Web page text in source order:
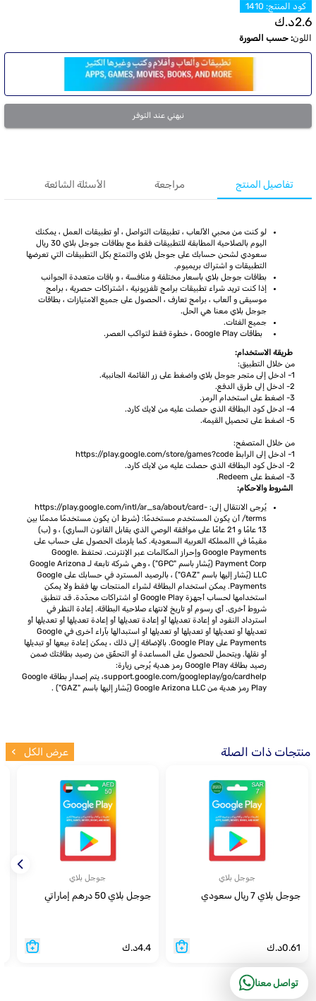
كود المنتج:
1410
2.6د.ك
اللون: حسب الصورة
نبهني عند التوفر
تفاصيل المنتج مراجعة الأسئلة الشائعة
لو كنت من محبي الألعاب ، تطبيقات التواصل ، أو تطبيقات العمل ، يمكنك
اليوم بالصلاحية المطابقة للتطبيقات فقط مع بطاقات جوجل بلاي 30 ريال
سعودي لشحن حسابك على جوجل بلاي والتمتع بكل التطبيقات التي تعرضها
التطبيقات و اشتراك بريميوم.
بطاقات جوجل بلاي بأسعار مختلفة و منافسة ، و باقات متعددة الجوانب
إذا كنت تريد شراء تطبيقات برامج تلفزيونية ، اشتراكات حصرية ، برامج
موسيقى و ألعاب ، برامج تعارف ، الحصول على جميع الامتيازات ، بطاقات
جوجل بلاي معنا هي الحل.
جميع الفئات.
بطاقات Google Play ، خطوة فقط لتواكب العصر.
طريقة الاستخدام:
من خلال التطبيق:
1- ادخل إلى متجر جوجل بلاي واضغط على زر القائمة الجانبية.
2- ادخل إلى طرق الدفع.
3- اضغط على استخدام الرمز.
4- ادخل كود البطاقة الذي حصلت عليه من لايك كارد.
5- اضغط على تحصيل القيمة.
من خلال المتصفح:
1- ادخل إلى الرابط
https://play.google.com/store/games?code
2- ادخل كود البطاقة الذي حصلت عليه من لايك كارد.
3- اضغط على Redeem.
الشروط والاحكام:
يُرجى الانتقال إلى: https://play.google.com/intl/ar_sa/about/card-
terms/ أن يكون المستخدم مستخدمًا: (شرط أن يكون مستخدمًا مدمنًا بين
13 عامًا و 21 عامًا على موافقة الوصي الذي يقابل القانون الساري) ، و (ب)
مقيمًا في االمملكة العربية السعودية. كما يلزمك الحصول على حساب على
Google Payments وإحراز المكالمات عبر الإنترنت. تحتفظ .Google
Payment Corp (يُشار باسم "GPC") ، وهي شركة تابعة لـ Google Arizona
LLC (يُشار إليها باسم "GAZ") ، بالرصيد المسترد في حسابك على Google
Payments. يمكن استخدام البطاقة لشراء المنتجات بها فقط ولا يمكن
استخدامها لحساب أجهزة Google Play أو اشتراكات محدّدة. قد تنطبق
شروط أخرى. أي رسوم أو تاريخ لانتهاء صلاحية البطاقة. إعادة النظر في
استرداد النقود أو إعادة تعديلها أو إعادة تعديلها أو إعادة تعديلها أو تعديلها أو
تعديلها أو تعديلها أو تعديلها أو تعديلها أو استبدالها بآراء أخرى في Google
Payments على Google Play. بالإضافة إلى ذلك ، يمكن إعادة بيعها أو تبديلها
أو نقلها. ويتحمل للحصول على المساعدة أو التحقّق من رصيد بطاقتك ضمن
رصيد بطاقة Google Play رمز هدية يُرجى زيارة:
support.google.com/googleplay/go/cardhelp، يتم إصدار بطاقة Google
Play رمز هدية من Google Arizona LLC (يُشار إليها باسم "GAZ") .
منتجات ذات الصلة عرض الكل
جوجل بلاي
جوجل بلاي 7 ريال سعودي
0.61د.ك
جوجل بلاي
جوجل بلاي 50 درهم إماراتي
4.4د.ك
تواصل معنا